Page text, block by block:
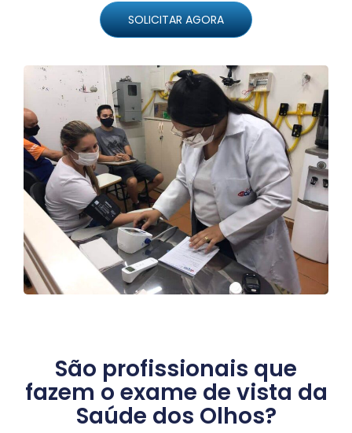
SOLICITAR AGORA
São profissionais que
fazem o exame de vista da
Saúde dos Olhos?